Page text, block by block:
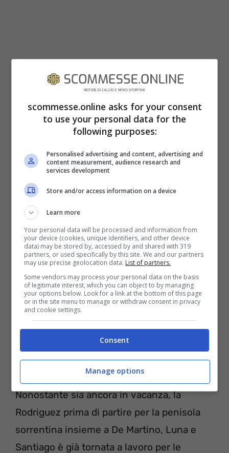
belen rodriguez in toples su instagram
Al naturale, senza filtri o make-up Belen è
sempre stupenda. Stesa al sole, rivolge lo
sguardo alla fotocamera e li traspare tutta la
sua bellezza. Un viso particolare che lascia
sempre quel tocco di seduzione.
Nonostante sia ancora in vacanza, la
Rodriguez prima di partire per la penisola
sorrentina insieme a De Martino, Luna e
Santiago è già tornata a lavoro per le
scommesse.online asks for your consent
to use your personal data for the
following purposes:
Personalised advertising and content, advertising and
content measurement, audience research and
services development
Store and/or access information on a device
Learn more
Your personal data will be processed and information from
your device (cookies, unique identifiers, and other device
data) may be stored by, accessed by and shared with 319
partners, or used specifically by this site. We and our partners
may use precise geolocation data. List of partners.
Some vendors may process your personal data on the basis
of legitimate interest, which you can object to by managing
your options below. Look for a link at the bottom of this page
or in the site menu to manage or withdraw consent in privacy
and cookie settings.
Consent
Manage options